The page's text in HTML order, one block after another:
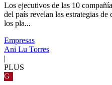
Los ejecutivos de las 10
del país revelan las estrategias
los pla...
Empresas
Ani Lu Torres
|
PLUS
G